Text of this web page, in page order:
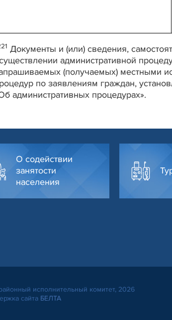
Документы и (или) сведения,
административной
(получаемых) местными
по заявлениям граждан,
административных процедурах».
О содействии
занятости
населения
исполнительный комитет, 2026
сайта БЕЛТА